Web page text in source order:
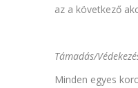
az a következő
Támadás/
Minden egyes